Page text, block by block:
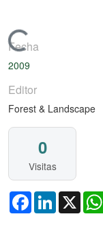
Cargando...
Fecha
2009
Editor
Forest & Landscape
0
Visitas
FacebookLinkedIn
X